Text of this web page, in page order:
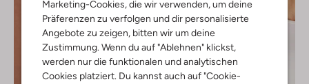
Marketing-Cookies, die wir verwenden, um deine
Präferenzen zu verfolgen und dir personalisierte
Angebote zu zeigen, bitten wir um deine
Zustimmung. Wenn du auf "Ablehnen" klickst,
werden nur die funktionalen und analytischen
Cookies platziert. Du kannst auch auf "Cookie-